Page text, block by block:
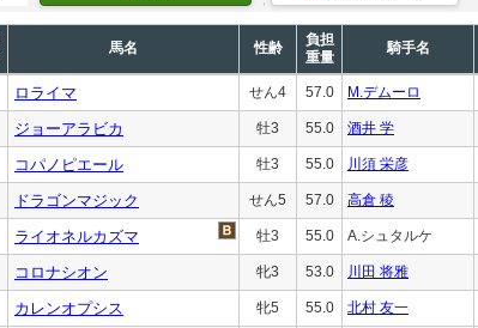
馬名 性齢
負担
重量
騎手名
ロライマ せん4 57.0 M.デムーロ
ジョーアラビカ 牡3 55.0 酒井 学
コパノピエール 牡3 55.0 川須 栄彦
ドラゴンマジック せん5 57.0 高倉 稜
ライオネルカズマ 牡3 55.0 A.シュタルケ
コロナシオン 牝3 53.0 川田 将雅
カレンオプシス 牝5 55.0 北村 友一